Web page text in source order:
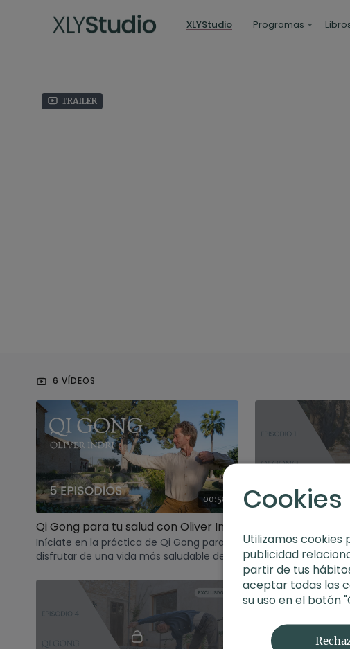
XLYStudio Programas
Trailer
6 VÍDEOS
00:58
Iníciate en la práctica de Qi Gong para
disfrutar de una vida más saludable de la
Conoce los
Gong y empieza a
disciplina milenaria.
Cookies
Utilizamos
publicidad
partir de tus
aceptar todas las
su uso en el botón